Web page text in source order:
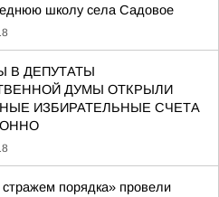
школу села Садовое
В ДЕПУТАТЫ
ДУМЫ ОТКРЫЛИ
ИЗБИРАТЕЛЬНЫЕ СЧЕТА
стражем порядка» провели